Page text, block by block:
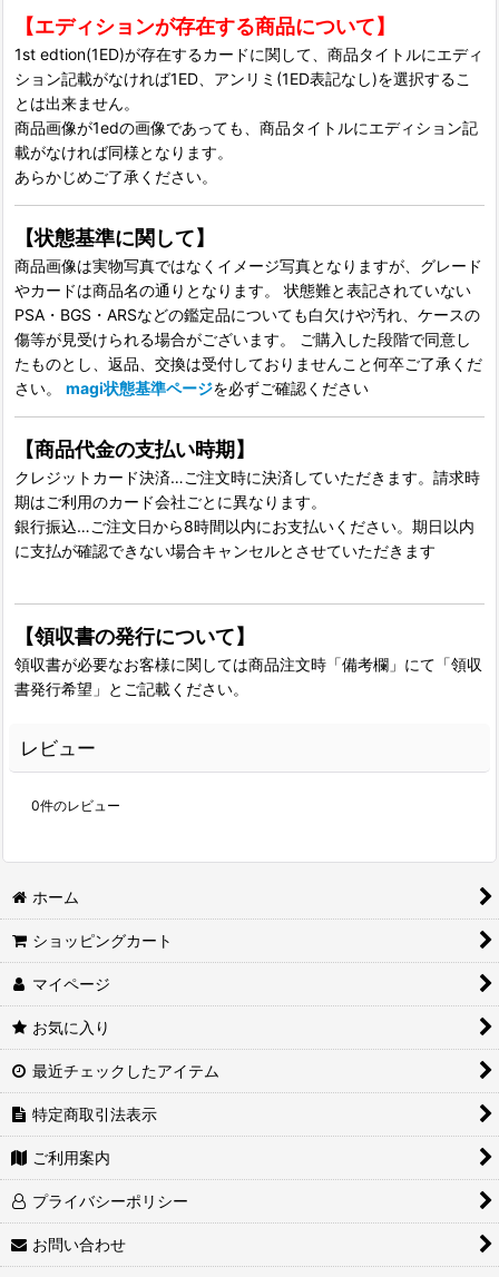
【エディションが存在する商品について】
1st edtion(1ED)が存在するカードに関して、商品タイトルにエディ
ション記載がなければ1ED、アンリミ(1ED表記なし)を選択するこ
とは出来ません。
商品画像が1edの画像であっても、商品タイトルにエディション記
載がなければ同様となります。
あらかじめご了承ください。
【状態基準に関して】
商品画像は実物写真ではなくイメージ写真となりますが、グレード
やカードは商品名の通りとなります。 状態難と表記されていない
PSA・BGS・ARSなどの鑑定品についても白欠けや汚れ、ケースの
傷等が見受けられる場合がございます。 ご購入した段階で同意し
たものとし、返品、交換は受付しておりませんこと何卒ご了承くだ
さい。 magi状態基準ページを必ずご確認ください
【商品代金の支払い時期】
クレジットカード決済…ご注文時に決済していただきます。請求時
期はご利用のカード会社ごとに異なります。
銀行振込…ご注文日から8時間以内にお支払いください。期日以内
に支払が確認できない場合キャンセルとさせていただきます
【領収書の発行について】
領収書が必要なお客様に関しては商品注文時「備考欄」にて「領収
書発行希望」とご記載ください。
レビュー
0件のレビュー
ホーム
ショッピングカート
マイページ
お気に入り
最近チェックしたアイテム
特定商取引法表示
ご利用案内
プライバシーポリシー
お問い合わせ